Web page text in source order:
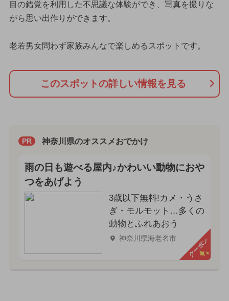
目の錯覚を利用した不思議な体験ができ、写真を撮りな
がら思い出作りができます。
老若男女問わず家族みんなで楽しめるスポットです。
このスポットの詳しい情報を見る
PR 神奈川県のオススメおでかけ
雨の日も遊べる屋内♪かわいい動物におや
つをあげよう
3歳以下無料!カメ・うさ
ぎ・モルモット…多くの
動物とふれあおう
神奈川県海老名市 クーポン